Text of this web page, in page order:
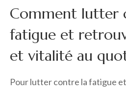
Comment lutter
fatigue et
et vitalité au
Pour lutter contre la fatigue